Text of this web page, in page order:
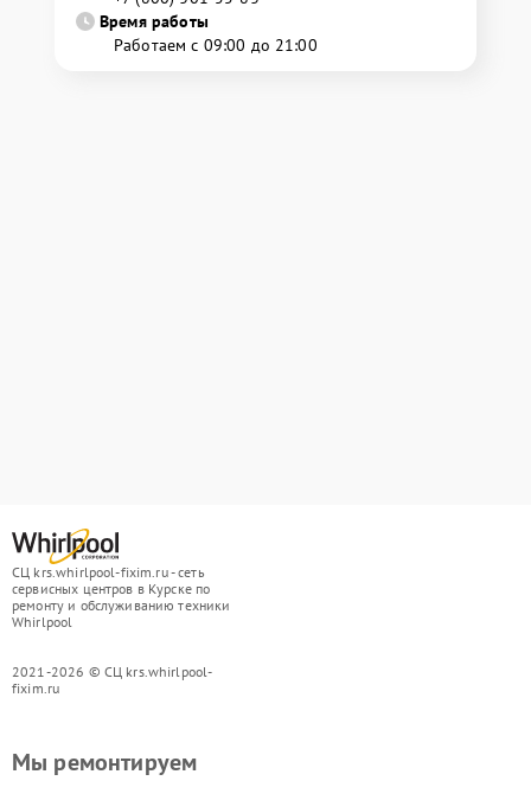
Время работы
Работаем с 09:00 до 21:00
СЦ krs.whirlpool-fixim.ru - сеть
сервисных центров в Курске по
ремонту и обслуживанию техники
Whirlpool
2021-2026 © СЦ krs.whirlpool-
fixim.ru
Мы ремонтируем